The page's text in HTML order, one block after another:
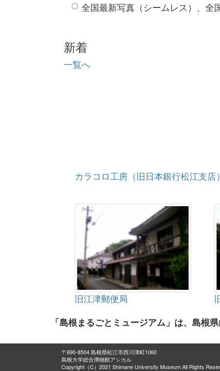
全国最新写真（シームレス）、全
新着
一覧へ
カラコロ工房（旧日本銀行松江支店
旧江津郵便局
「島根まるごとミュージアム」は、島根
〒690-8504 島根県松江市西川津町1060
島根大学総合博物館アシカル
Copyright（C）2021 Shimane University Museum All Rights